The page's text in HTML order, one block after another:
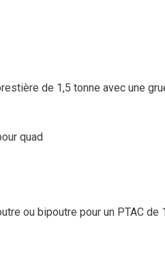
de 1,5 tonne avec une
quad
ou bipoutre pour un PTAC